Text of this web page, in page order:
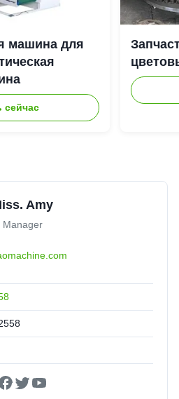
машина для
сейчас
Amy
Manager